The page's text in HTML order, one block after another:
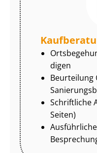
di­gen
Beurteilung
Schriftliche
Seiten)